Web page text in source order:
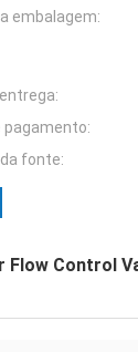
embalagem:
pagamento:
fonte:
Flow Control